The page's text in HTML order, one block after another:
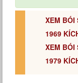
XEM BÓI
1969
XEM BÓI
1979